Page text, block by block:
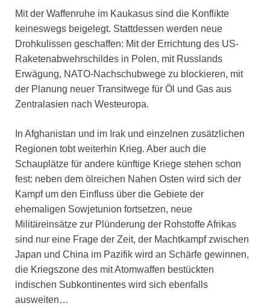
Mit der Waffenruhe im Kaukasus sind die Konflikte
keineswegs beigelegt. Stattdessen werden neue
Drohkulissen geschaffen: Mit der Errichtung des US-
Raketenabwehrschildes in Polen, mit Russlands
Erwägung, NATO-Nachschubwege zu blockieren, mit
der Planung neuer Transitwege für Öl und Gas aus
Zentralasien nach Westeuropa.
In Afghanistan und im Irak und einzelnen zusätzlichen
Regionen tobt weiterhin Krieg. Aber auch die
Schauplätze für andere künftige Kriege stehen schon
fest: neben dem ölreichen Nahen Osten wird sich der
Kampf um den Einfluss über die Gebiete der
ehemaligen Sowjetunion fortsetzen, neue
Militäreinsätze zur Plünderung der Rohstoffe Afrikas
sind nur eine Frage der Zeit, der Machtkampf zwischen
Japan und China im Pazifik wird an Schärfe gewinnen,
die Kriegszone des mit Atomwaffen bestückten
indischen Subkontinentes wird sich ebenfalls
ausweiten…